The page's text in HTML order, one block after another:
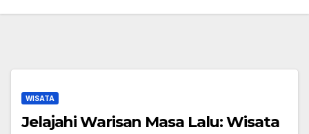
WISATA
Jelajahi Warisan Masa Lalu: Wisata